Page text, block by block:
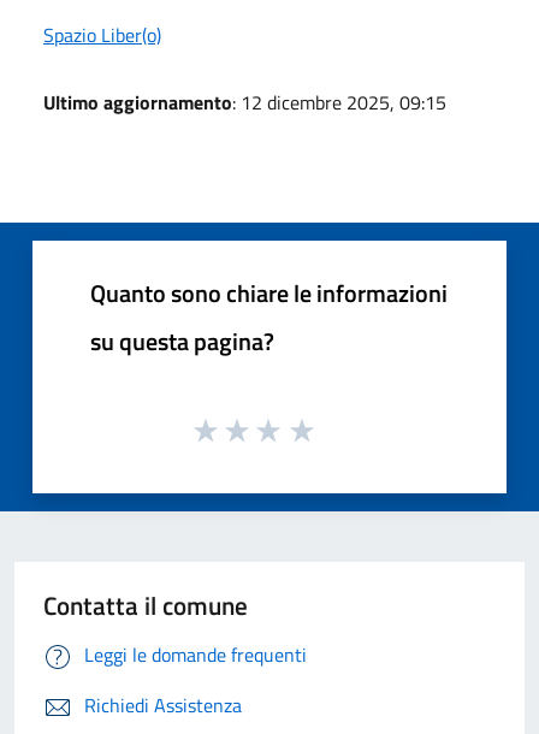
Spazio Liber(o)
Ultimo aggiornamento: 12 dicembre 2025, 09:15
Quanto sono chiare le informazioni
su questa pagina?
Contatta il comune
Leggi le domande frequenti
Richiedi Assistenza